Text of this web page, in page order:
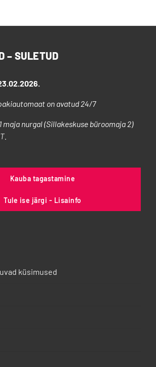
– SULETUD
on avatud 24/7
maja nurgal (Sillakeskuse büroomaja 2)
.
Kauba tagastamine
Tule ise järgi - Lisainfo
küsimused